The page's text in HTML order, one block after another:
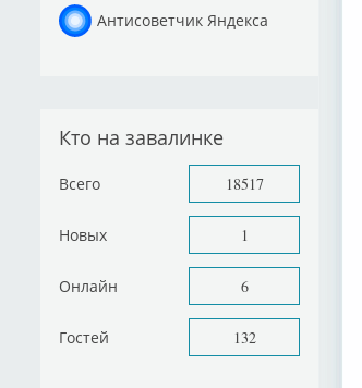
Антисоветчик Яндекса
Кто на завалинке
Всего 18517
Новых 1
Онлайн 6
Гостей 132